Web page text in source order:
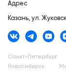
Адрес
Казань, ул.
Санкт-Петербург
Новосибирск